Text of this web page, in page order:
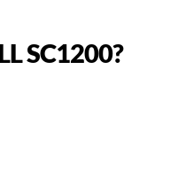
SC1200?